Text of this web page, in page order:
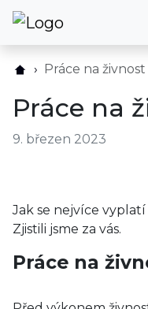
Země
O nás
Kontakt
Práce na
Práce na
9. březen 2023
Jak se nejvíce
Zjistili jsme za vás.
Práce na